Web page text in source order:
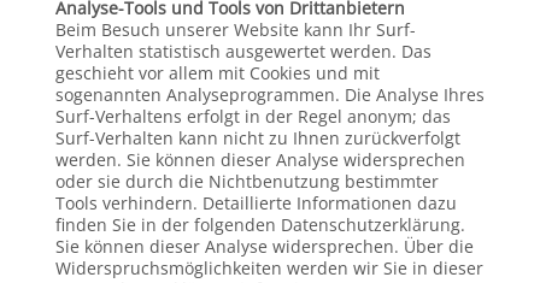
Analyse-Tools und Tools von Drittanbietern
Beim Besuch unserer Website kann Ihr Surf-
Verhalten statistisch ausgewertet werden. Das
geschieht vor allem mit Cookies und mit
sogenannten Analyseprogrammen. Die Analyse Ihres
Surf-Verhaltens erfolgt in der Regel anonym; das
Surf-Verhalten kann nicht zu Ihnen zurückverfolgt
werden. Sie können dieser Analyse widersprechen
oder sie durch die Nichtbenutzung bestimmter
Tools verhindern. Detaillierte Informationen dazu
finden Sie in der folgenden Datenschutzerklärung.
Sie können dieser Analyse widersprechen. Über die
Widerspruchsmöglichkeiten werden wir Sie in dieser